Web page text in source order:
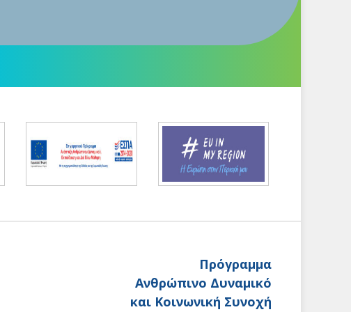
Πρόγραμμα
Ανθρώπινο Δυναμικό
και Κοινωνική Συνοχή